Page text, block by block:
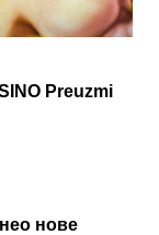
Preuzmi
нове